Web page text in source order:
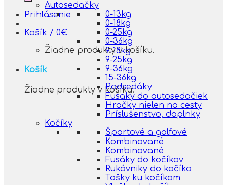
Prihlásenie
Košík / 0€
Žiadne produkty v košíku.
Košík
Žiadne produkty v košíku.
Autosedačky
0-13kg
0-18kg
0-25kg
0-36kg
9-18kg
9-25kg
9-36kg
15-36kg
Podsedáky
Fusaky do autosedačiek
Hračky nielen na cesty
Príslušenstvo, doplnky
Kočíky
Športové a golfové
Kombinované
Kombinované
Fusáky do kočíkov
Rukávniky do kočíka
Tašky ku kočíkom